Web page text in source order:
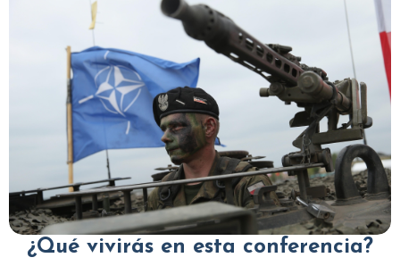
¿Qué vivirás en esta conferencia?